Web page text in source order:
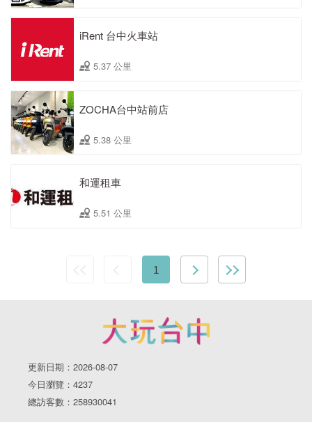
iRent 台中火車站
5.37 公里
ZOCHA台中站前店
5.38 公里
和運租車
5.51 公里
1
更新日期：2026-08-07
今日瀏覽：4237
總訪客數：258930041